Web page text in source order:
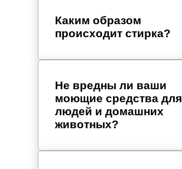
Каким образом
происходит стирка?
Не вредны ли ваши
моющие средства для
людей и домашних
животных?